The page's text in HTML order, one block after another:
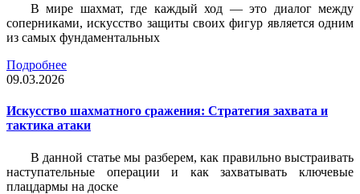
В мире шахмат, где каждый ход — это диалог между
соперниками, искусство защиты своих фигур является одним
из самых фундаментальных
Подробнее
09.03.2026
Искусство шахматного сражения: Стратегия захвата и
тактика атаки
В данной статье мы разберем, как правильно выстраивать
наступательные операции и как захватывать ключевые
плацдармы на доске